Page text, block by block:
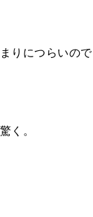
りにつらいので
く。